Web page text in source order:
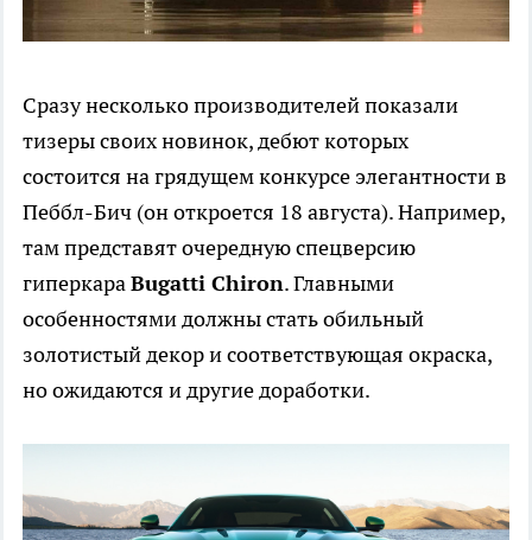
Сразу несколько производителей показали
тизеры своих новинок, дебют которых
состоится на грядущем конкурсе элегантности в
Пеббл-Бич (он откроется 18 августа). Например,
там представят очередную спецверсию
гиперкараBugatti Chiron. Главными
особенностями должны стать обильный
золотистый декор и соответствующая окраска,
но ожидаются и другие доработки.